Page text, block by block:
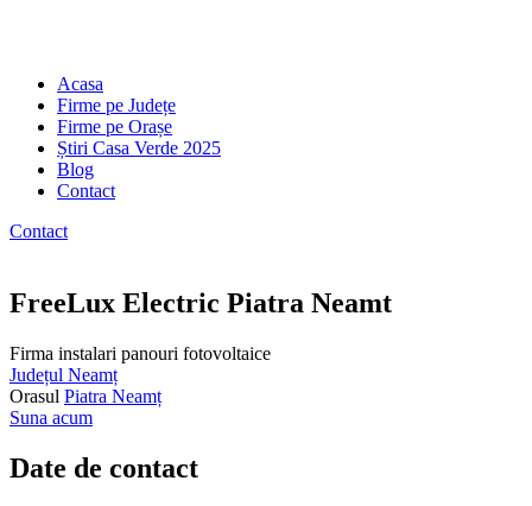
Acasa
Firme pe Județe
Firme pe Orașe
Știri Casa Verde 2025
Blog
Contact
Contact
FreeLux Electric Piatra Neamt
Firma instalari panouri fotovoltaice
Județul Neamț
Orasul Piatra Neamț
Suna acum
Date de contact